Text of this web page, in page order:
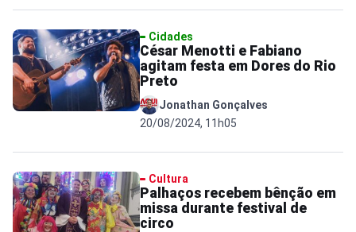
Cidades
César Menotti e Fabiano
agitam festa em Dores do Rio
Preto
Jonathan Gonçalves
20/08/2024, 11h05
Cultura
Palhaços recebem bênção em
missa durante festival de
circo